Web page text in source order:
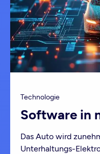
Technologie
Software in
Das Auto wird
Unterhaltungs-